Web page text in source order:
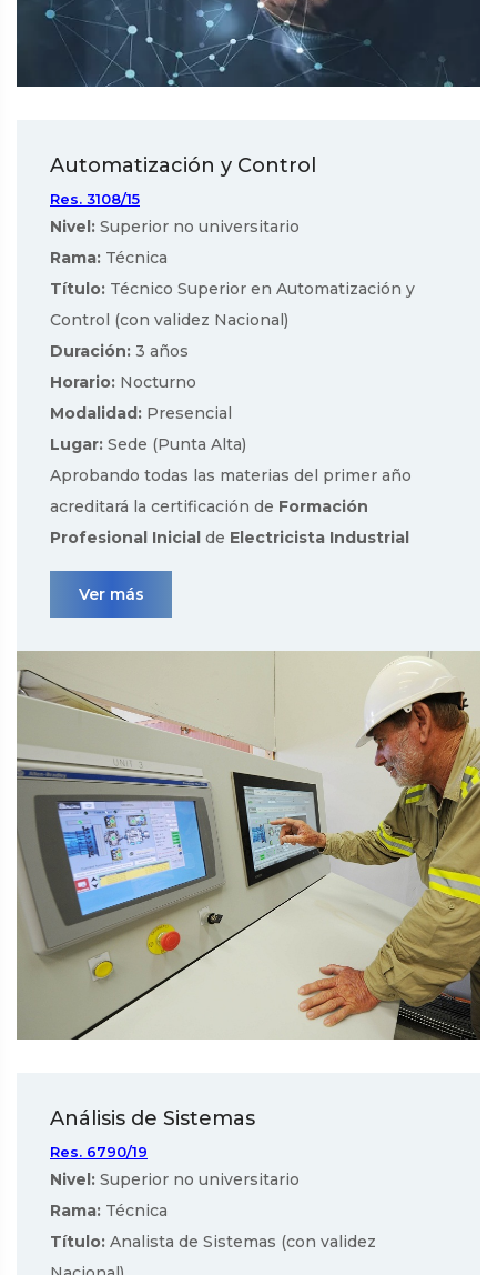
Automatización y Control
Res. 3108/15
Nivel: Superior no universitario
Rama: Técnica
Título: Técnico Superior en Automatización y
Control (con validez Nacional)
Duración: 3 años
Horario: Nocturno
Modalidad: Presencial
Lugar: Sede (Punta Alta)
Aprobando todas las materias del primer año
acreditará la certificación de Formación
Profesional Inicial de Electricista Industrial
Ver más
Análisis de Sistemas
Res. 6790/19
Nivel: Superior no universitario
Rama: Técnica
Título: Analista de Sistemas (con validez